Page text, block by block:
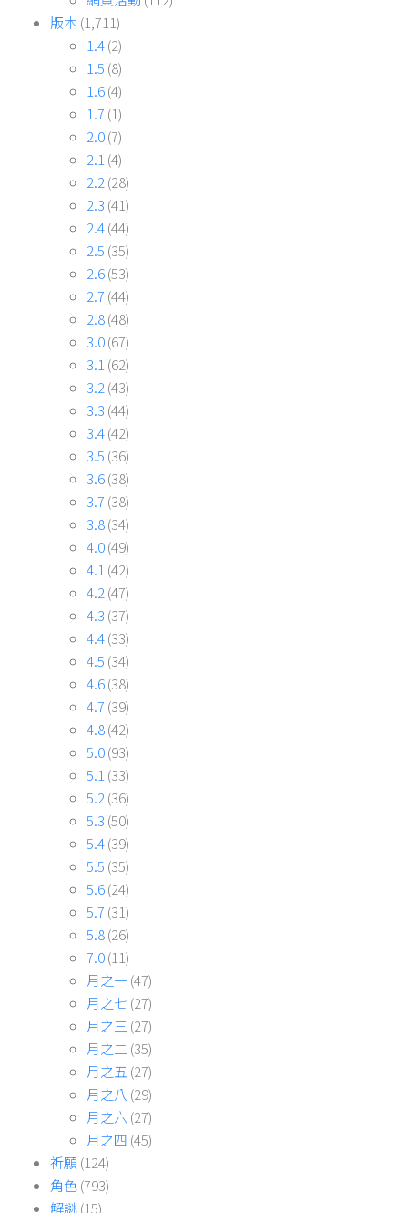
版本 (1,711)
1.4(2)
1.5 (8)
1.6(4)
1.7 (1)
2.0(7)
2.1(4)
2.2(28)
2.3 (41)
2.4(44)
2.5 (35)
2.6(53)
2.7 (44)
2.8(48)
3.0(67)
3.1(62)
3.2(43)
3.3 (44)
3.4(42)
3.5 (36)
3.6(38)
3.7 (38)
3.8(34)
4.0(49)
4.1(42)
4.2(47)
4.3 (37)
4.4(33)
4.5 (34)
4.6(38)
4.7 (39)
4.8(42)
5.0(93)
5.1(33)
5.2(36)
5.3 (50)
5.4(39)
5.5 (35)
5.6(24)
5.7 (31)
5.8(26)
7.0(11)
月之一(47)
月之七 (27)
月之三 (27)
月之二(35)
月之五 (27)
月之八 (29)
月之六 (27)
月之四 (45)
祈願(124)
角色(793)
解謎(15)